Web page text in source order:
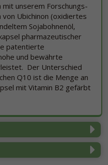
unserem Forschungs-
von Ubichinon (oxidiertes
Sojabohnenöl,
pharmazeutischer
patentierte
und bewährte
Der Unterschied
Q10 ist die Menge an
mit Vitamin B2 gefärbt